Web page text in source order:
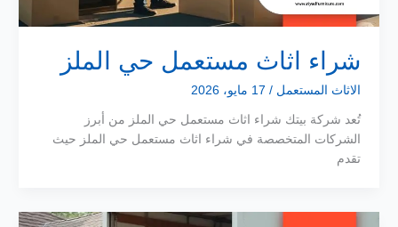
شراء اثاث مستعمل حي الملز
الاثاث المستعمل / 17 مايو، 2026
تُعد شركة بيتك شراء اثاث مستعمل حي الملز من أبرز
الشركات المتخصصة في شراء اثاث مستعمل حي الملز حيث
تقدم